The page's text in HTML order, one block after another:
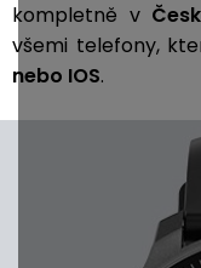
kompletně v
všemi telefony,
nebo IOS.